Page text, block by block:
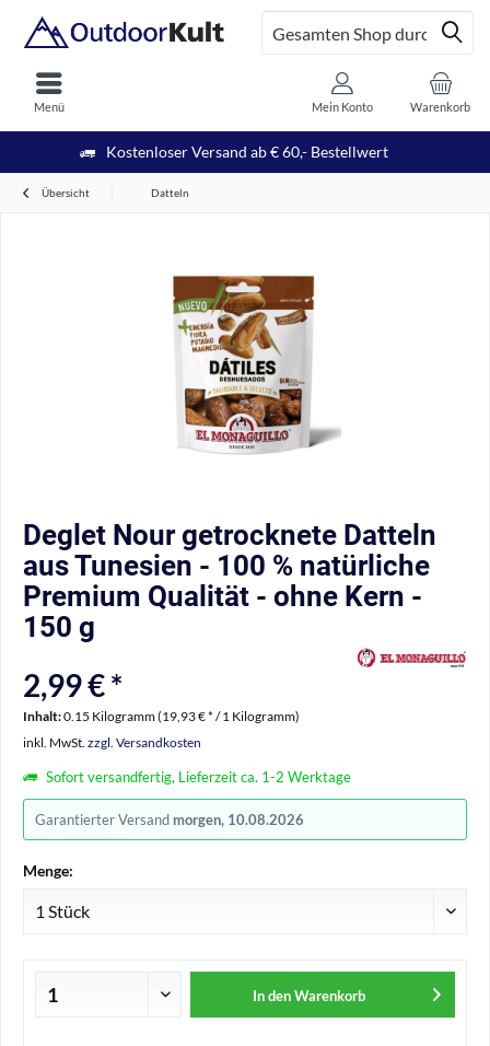
Kostenloser Versand ab € 60,- Bestellwert
Menü Warenkorb
Mein Konto
Übersicht Datteln
Deglet Nour getrocknete Datteln
aus Tunesien - 100 % natürliche
Premium Qualität - ohne Kern -
150 g
2,99 € *
Inhalt:0.15 Kilogramm (19,93 € * / 1 Kilogramm)
inkl. MwSt. zzgl. Versandkosten
Sofort versandfertig, Lieferzeit ca. 1-2 Werktage
Garantierter Versand morgen, 10.08.2026
Menge:
In den Warenkorb